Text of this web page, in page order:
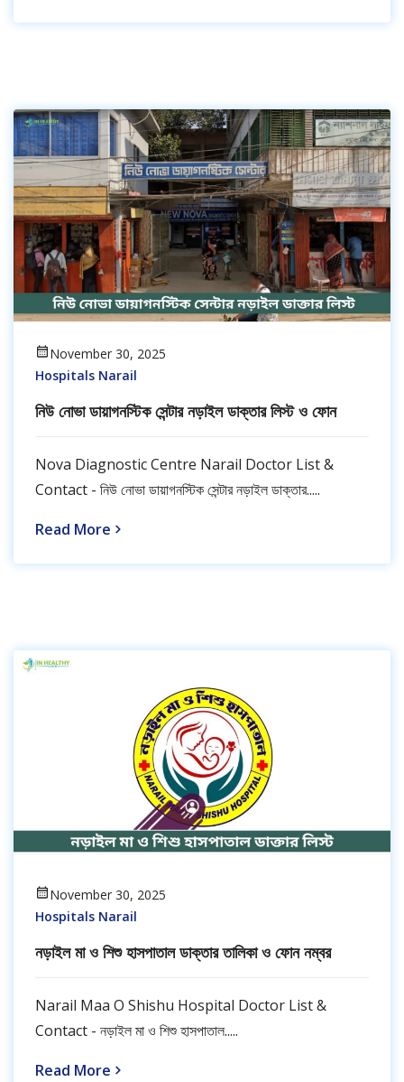
November 30, 2025
Hospitals Narail
নিউ নোভা ডায়াগনস্টিক সেন্টার নড়াইল ডাক্তার লিস্ট ও ফোন
Nova Diagnostic Centre Narail Doctor List &
Contact - নিউ নোভা ডায়াগনস্টিক সেন্টার নড়াইল ডাক্তার.....
Read More
November 30, 2025
Hospitals Narail
নড়াইল মা ও শিশু হাসপাতাল ডাক্তার তালিকা ও ফোন নম্বর
Narail Maa O Shishu Hospital Doctor List &
Contact - নড়াইল মা ও শিশু হাসপাতাল.....
Read More